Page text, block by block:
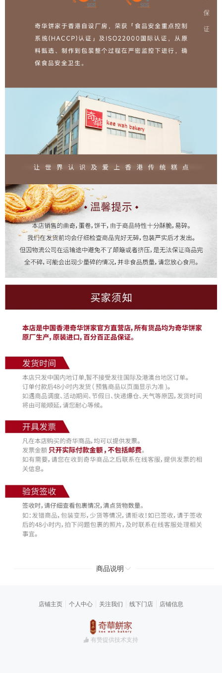
商品说明
店铺主页 个人中心 关注我们 线下门店 店铺信息
有赞提供技术支持